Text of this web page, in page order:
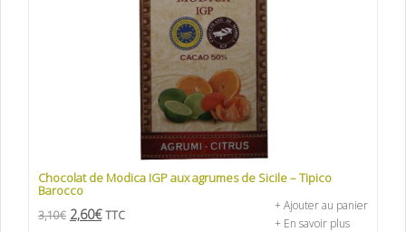
Chocolat de Modica IGP aux agrumes de Sicile – Tipico
Barocco
3,10€ 2,60€ TTC
+ Ajouter au panier
+ En savoir plus